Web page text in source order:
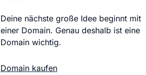
Deine nächste große Idee beginnt mit
einer Domain. Genau deshalb ist eine
Domain wichtig.
Domain kaufen